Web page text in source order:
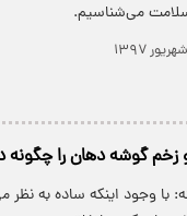
می‌شناسیم.
زخم گوشه دهان را چگونه
با وجود اینکه ساده به